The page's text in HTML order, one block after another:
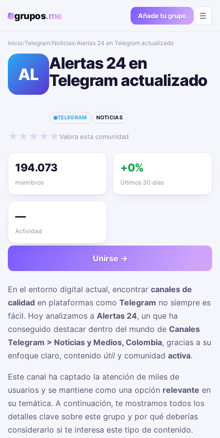
grupos.me Añade tu grupo ☰
Inicio/Telegram/Noticias/Alertas 24 en Telegram actualizado📱🔥
AL
Alertas 24 en
Telegram actualizado
TELEGRAM NOTICIAS
★ ★ ★ ★ ★Valora esta comunidad
194.073
miembros
+0%
Últimos 30 días
—
Actividad
Unirse →
En el entorno digital actual, encontrar canales de
calidad en plataformas como Telegram no siempre es
fácil. Hoy analizamos a Alertas 24, un que ha
conseguido destacar dentro del mundo de Canales
Telegram > Noticias y Medios, Colombia, gracias a su
enfoque claro, contenido útil y comunidad activa.
Este canal ha captado la atención de miles de
usuarios y se mantiene como una opción relevante en
su temática. A continuación, te mostramos todos los
detalles clave sobre este grupo y por qué deberías
considerarlo si te interesa este tipo de contenido.